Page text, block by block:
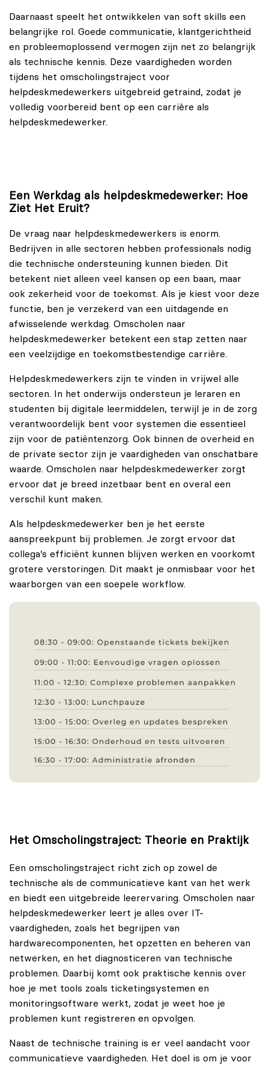
Daarnaast speelt het ontwikkelen van soft skills een
belangrijke rol. Goede communicatie, klantgerichtheid
en probleemoplossend vermogen zijn net zo belangrijk
als technische kennis. Deze vaardigheden worden
tijdens het omscholingstraject voor
helpdeskmedewerkers uitgebreid getraind, zodat je
volledig voorbereid bent op een carrière als
helpdeskmedewerker.
Een Werkdag als helpdeskmedewerker: Hoe
Ziet Het Eruit?
De vraag naar helpdeskmedewerkers is enorm.
Bedrijven in alle sectoren hebben professionals nodig
die technische ondersteuning kunnen bieden. Dit
betekent niet alleen veel kansen op een baan, maar
ook zekerheid voor de toekomst. Als je kiest voor deze
functie, ben je verzekerd van een uitdagende en
afwisselende werkdag. Omscholen naar
helpdeskmedewerker betekent een stap zetten naar
een veelzijdige en toekomstbestendige carrière.
Helpdeskmedewerkers zijn te vinden in vrijwel alle
sectoren. In het onderwijs ondersteun je leraren en
studenten bij digitale leermiddelen, terwijl je in de zorg
verantwoordelijk bent voor systemen die essentieel
zijn voor de patiëntenzorg. Ook binnen de overheid en
de private sector zijn je vaardigheden van onschatbare
waarde. Omscholen naar helpdeskmedewerker zorgt
ervoor dat je breed inzetbaar bent en overal een
verschil kunt maken.
Als helpdeskmedewerker ben je het eerste
aanspreekpunt bij problemen. Je zorgt ervoor dat
collega’s efficiënt kunnen blijven werken en voorkomt
grotere verstoringen. Dit maakt je onmisbaar voor het
waarborgen van een soepele workflow.
Het Omscholingstraject: Theorie en Praktijk
Een omscholingstraject richt zich op zowel de
technische als de communicatieve kant van het werk
en biedt een uitgebreide leerervaring. Omscholen naar
helpdeskmedewerker leert je alles over IT-
vaardigheden, zoals het begrijpen van
hardwarecomponenten, het opzetten en beheren van
netwerken, en het diagnosticeren van technische
problemen. Daarbij komt ook praktische kennis over
hoe je met tools zoals ticketingsystemen en
monitoringsoftware werkt, zodat je weet hoe je
problemen kunt registreren en opvolgen.
Naast de technische training is er veel aandacht voor
communicatieve vaardigheden. Het doel is om je voor